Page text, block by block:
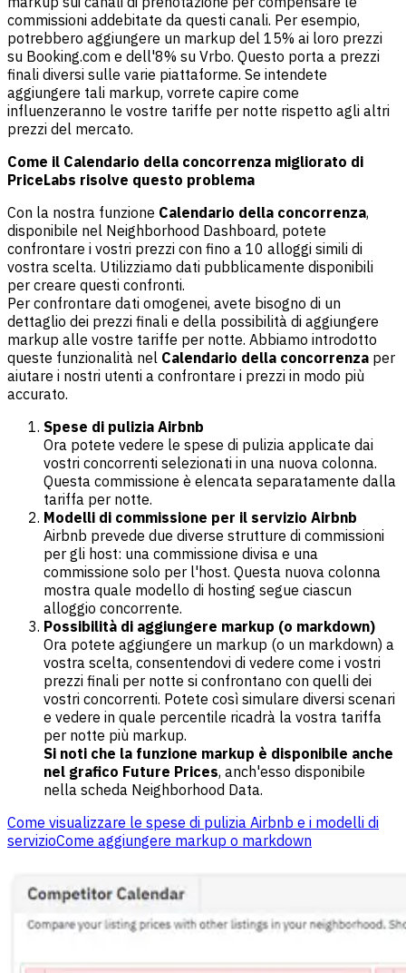
commissioni addebitate da questi canali. Per esempio,
potrebbero aggiungere un markup del 15% ai loro prezzi
su Booking.com e dell'8% su Vrbo. Questo porta a prezzi
finali diversi sulle varie piattaforme. Se intendete
aggiungere tali markup, vorrete capire come
influenzeranno le vostre tariffe per notte rispetto agli altri
prezzi del mercato.
Come il Calendario della concorrenza migliorato di
PriceLabs risolve questo problema
Con la nostra funzione Calendario della concorrenza,
disponibile nel Neighborhood Dashboard, potete
confrontare i vostri prezzi con fino a 10 alloggi simili di
vostra scelta. Utilizziamo dati pubblicamente disponibili
per creare questi confronti.
Per confrontare dati omogenei, avete bisogno di un
dettaglio dei prezzi finali e della possibilità di aggiungere
markup alle vostre tariffe per notte. Abbiamo introdotto
queste funzionalità nel Calendario della concorrenza per
aiutare i nostri utenti a confrontare i prezzi in modo più
accurato.
Spese di pulizia Airbnb
Ora potete vedere le spese di pulizia applicate dai
vostri concorrenti selezionati in una nuova colonna.
Questa commissione è elencata separatamente dalla
tariffa per notte.
Modelli di commissione per il servizio Airbnb
Airbnb prevede due diverse strutture di commissioni
per gli host: una commissione divisa e una
commissione solo per l'host. Questa nuova colonna
mostra quale modello di hosting segue ciascun
alloggio concorrente.
Possibilità di aggiungere markup (o markdown)
Ora potete aggiungere un markup (o un markdown) a
vostra scelta, consentendovi di vedere come i vostri
prezzi finali per notte si confrontano con quelli dei
vostri concorrenti. Potete così simulare diversi scenari
e vedere in quale percentile ricadrà la vostra tariffa
per notte più markup.
Si noti che la funzione markup è disponibile anche
nel grafico Future Prices, anch'esso disponibile
nella scheda Neighborhood Data.
Come visualizzare le spese di pulizia Airbnb e i modelli di
servizioCome aggiungere markup o markdown